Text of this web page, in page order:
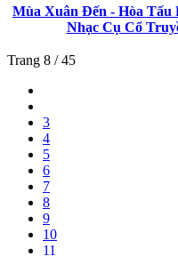
Mùa Xuân Đến - Hòa Tấu
Nhạc Cụ Cổ
Trang 8 / 45
3
4
5
6
7
8
9
10
11